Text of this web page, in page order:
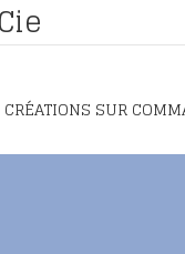
CRÉATIONS SUR